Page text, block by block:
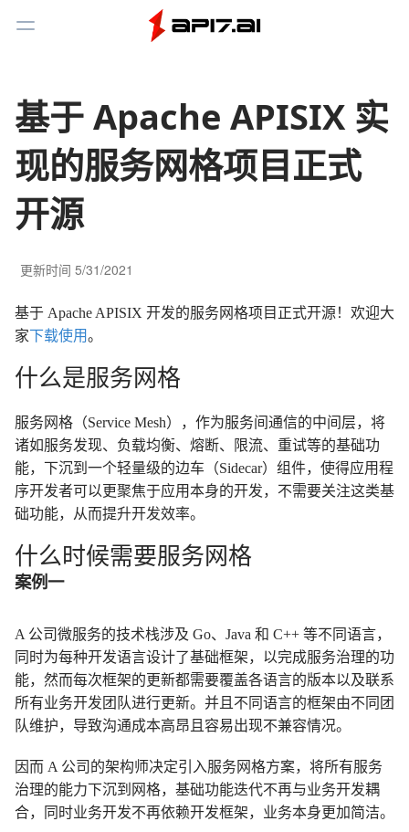
Toggle Menu
基于 Apache APISIX 实
现的服务网格项目正式
开源
更新时间 5/31/2021
基于 Apache APISIX 开发的服务网格项目正式开源！欢迎大
家下载使用。
什么是服务网格
服务网格（Service Mesh），作为服务间通信的中间层，将
诸如服务发现、负载均衡、熔断、限流、重试等的基础功
能，下沉到一个轻量级的边车（Sidecar）组件，使得应用程
序开发者可以更聚焦于应用本身的开发，不需要关注这类基
础功能，从而提升开发效率。
什么时候需要服务网格
案例一
A 公司微服务的技术栈涉及 Go、Java 和 C++ 等不同语言，
同时为每种开发语言设计了基础框架，以完成服务治理的功
能，然而每次框架的更新都需要覆盖各语言的版本以及联系
所有业务开发团队进行更新。并且不同语言的框架由不同团
队维护，导致沟通成本高昂且容易出现不兼容情况。
因而 A 公司的架构师决定引入服务网格方案，将所有服务
治理的能力下沉到网格，基础功能迭代不再与业务开发耦
合，同时业务开发不再依赖开发框架，业务本身更加简洁。